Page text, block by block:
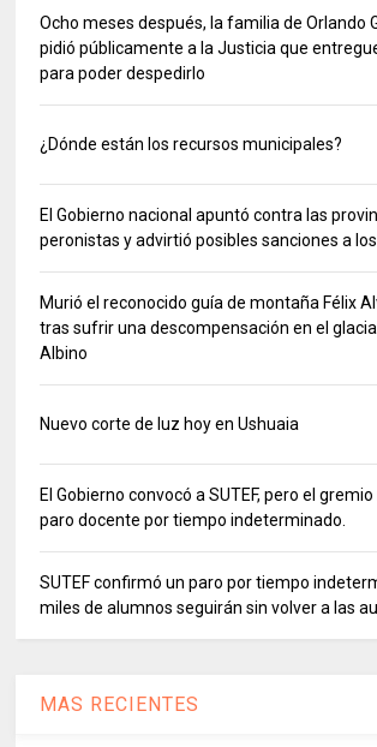
Ocho meses después, la familia de Orlando
pidió públicamente a la Justicia que
para poder despedirlo
¿Dónde están los recursos municipales?
El Gobierno nacional apuntó contra las
peronistas y advirtió posibles sanciones a
Murió el reconocido guía de montaña Félix
tras sufrir una descompensación en el
Albino
Nuevo corte de luz hoy en Ushuaia
El Gobierno convocó a SUTEF, pero el
paro docente por tiempo indeterminado.
SUTEF confirmó un paro por tiempo
miles de alumnos seguirán sin volver a las
MAS RECIENTES